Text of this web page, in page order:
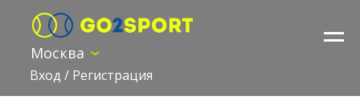
Москва
Вход / Регистрация